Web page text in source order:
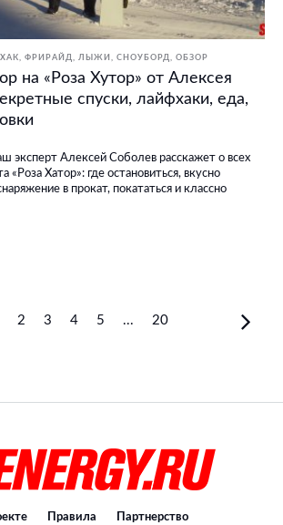
ФРИРАЙД ЛЫЖИ СНОУБОРД ОБЗОР
на «Роза Хутор» от Алексея
спуски, лайфхаки, еда,
эксперт Алексей Соболев расскажет о всех
«Роза Хатор»: где остановиться, вкусно
в прокат, покататься и классно
2 3 4 5 ... 20
Правила Партнерство